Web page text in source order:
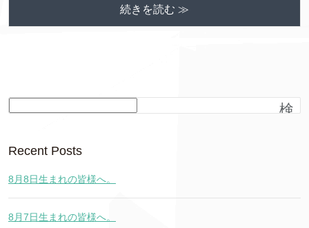
続きを読む ≫
検
Recent Posts
8月8日生まれの皆様へ。
8月7日生まれの皆様へ。